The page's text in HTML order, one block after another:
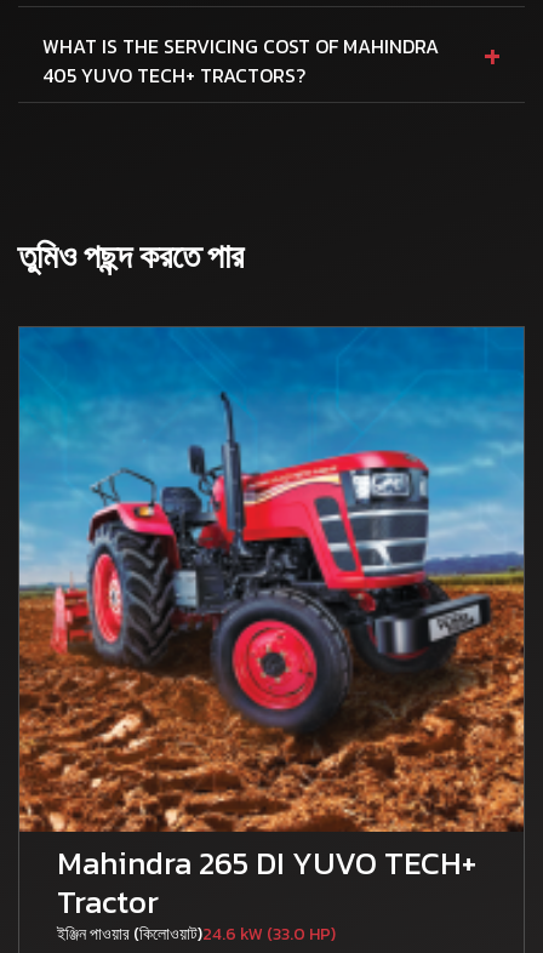
WHAT IS THE SERVICING COST OF MAHINDRA
405 YUVO TECH+ TRACTORS?
+
তুমিও পছন্দ করতে পার
Mahindra 265 DI YUVO TECH+
Tractor
ইঞ্জিন পাওয়ার (কিলোওয়াট)24.6 kW (33.0 HP)